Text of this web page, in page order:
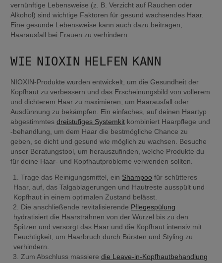
vernünftige Lebensweise (z. B. Verzicht auf Rauchen oder
Alkohol) sind wichtige Faktoren für gesund wachsendes Haar.
Eine gesunde Lebensweise kann auch dazu beitragen,
Haarausfall bei Frauen zu verhindern.
WIE NIOXIN HELFEN KANN
NIOXIN-Produkte wurden entwickelt, um die Gesundheit der
Kopfhaut zu verbessern und das Erscheinungsbild von vollerem
und dichterem Haar zu maximieren, um Haarausfall oder
Ausdünnung zu bekämpfen. Ein einfaches, auf deinen Haartyp
abgestimmtes dreistufiges Systemkit kombiniert Haarpflege und
-behandlung, um dem Haar die bestmögliche Chance zu
geben, so dicht und gesund wie möglich zu wachsen. Besuche
unser Beratungstool, um herauszufinden, welche Produkte du
für deine Haar- und Kopfhautprobleme verwenden sollten.
Trage das Reinigungsmittel, ein Shampoo für schütteres
Haar, auf, das Talgablagerungen und Hautreste ausspült und
Kopfhaut in einem optimalen Zustand belässt.
Die anschließende revitalisierende Pflegespülung
hydratisiert die Haarsträhnen von der Wurzel bis zu den
Spitzen und versorgt das Haar und die Kopfhaut intensiv mit
Feuchtigkeit, um Haarbruch durch Bürsten und Styling zu
verhindern.
Zum Abschluss massiere die Leave-in-Kopfhautbehandlung